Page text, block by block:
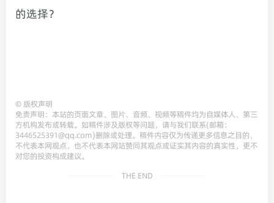
的选择？
© 版权声明
免责声明：本站的页面文章、图片、音频、视频等稿件均为自媒体人、第三
方机构发布或转载。如稿件涉及版权等问题，请与我们联系(邮箱：
3446525391@qq.com)删除或处理。稿件内容仅为传递更多信息之目的，
不代表本网观点，也不代表本网站赞同其观点或证实其内容的真实性，更不
对您的投资构成建议。
THE END